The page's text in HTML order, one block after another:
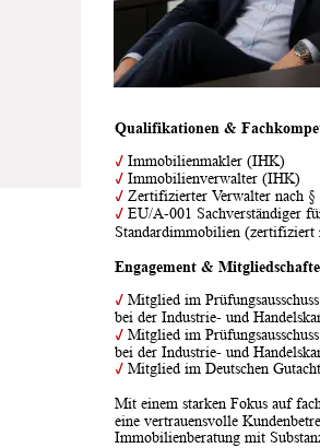
Qualifikationen &
✓ Immobilienmakler (IHK)
✓ Immobilienverwalter (IHK)
✓ Zertifizierter Verwalter nach §
✓ EU/A-001 Sachverständiger
Standardimmobilien
Engagement &
✓ Mitglied im
bei der Industrie- und
✓ Mitglied im
bei der Industrie- und
✓ Mitglied im Deutschen
Mit einem starken Fokus auf
eine vertrauensvolle
Immobilienberatung mit